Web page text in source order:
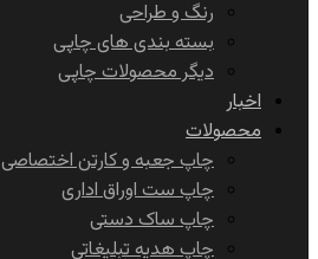
رنگ و طراحی
بسته بندی های چاپی
دیگر محصولات چاپی
اخبار
محصولات
چاپ جعبه و کارتن اختصاصی
چاپ ست اوراق اداری
چاپ ساک دستی
چاپ هدیه تبلیغاتی